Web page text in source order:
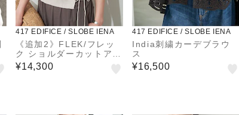
417 EDIFICE / SLOBE IENA
《追加2》FLEK/フレッ
ク ショルダーカットアウ
トニット
¥14,300
417 EDIFICE / SLOBE IENA
India刺繍カーデブラウ
ス
¥16,500